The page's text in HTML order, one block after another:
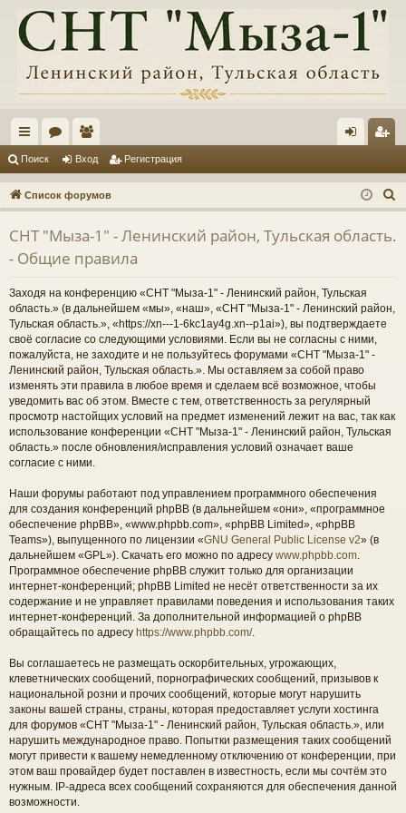
с
ы
лк
и
ум
ы
ол
ьз
ов
ат
ел
и
д ис
тр
ац
Поиск Вход Регистрация
Список форумов
о
СНТ "Мыза-1" - Ленинский район, Тульская область.
- Общие правила
Заходя на конференцию «СНТ "Мыза-1" - Ленинский район, Тульская
область.» (в дальнейшем «мы», «наш», «СНТ "Мыза-1" - Ленинский район,
Тульская область.», «https://xn---1-6kc1ay4g.xn--p1ai»), вы подтверждаете
своё согласие со следующими условиями. Если вы не согласны с ними,
пожалуйста, не заходите и не пользуйтесь форумами «СНТ "Мыза-1" -
Ленинский район, Тульская область.». Мы оставляем за собой право
изменять эти правила в любое время и сделаем всё возможное, чтобы
уведомить вас об этом. Вместе с тем, ответственность за регулярный
просмотр настойщих условий на предмет изменений лежит на вас, так как
использование конференции «СНТ "Мыза-1" - Ленинский район, Тульская
область.» после обновления/исправления условий означает ваше
согласие с ними.
Наши форумы работают под управлением программного обеспечения
для создания конференций phpBB (в дальнейшем «они», «программное
обеспечение phpBB», «www.phpbb.com», «phpBB Limited», «phpBB
Teams»), выпущенного по лицензии «GNU General Public License v2» (в
дальнейшем «GPL»). Скачать его можно по адресу www.phpbb.com
Программное обеспечение phpBB служит только для организации
интернет-конференций; phpBB Limited не несёт ответственности за их
содержание и не управляет правилами поведения и использования таких
интернет-конференций. За дополнительной информацией о phpBB
обращайтесь по адресу https://www.phpbb.com/.
Вы соглашаетесь не размещать оскорбительных, угрожающих,
клеветнических сообщений, порнографических сообщений, призывов к
национальной розни и прочих сообщений, которые могут нарушить
законы вашей страны, страны, которая предоставляет услуги хостинга
для форумов «СНТ "Мыза-1" - Ленинский район, Тульская область.», или
нарушить международное право. Попытки размещения таких сообщений
могут привести к вашему немедленному отключению от конференции, при
этом ваш провайдер будет поставлен в известность, если мы сочтём это
нужным. IP-адреса всех сообщений сохраняются для обеспечения данной
возможности.